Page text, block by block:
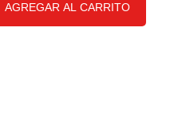
AGREGAR AL CARRITO